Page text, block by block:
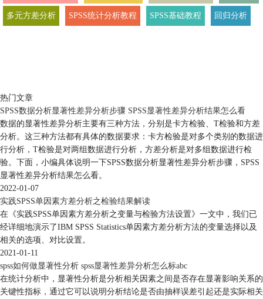
多元方差分析 SPSS统计分析教程 SPSS基础教程 回归分析
热门文章
SPSS数据分析显著性差异分析步骤 SPSS显著性差异分析结果怎么看
数据的显著性差异分析主要有三种方法，分别是卡方检验、T检验和方差
分析。这三种方法都有具体的数据要求：卡方检验是对多个类别的数据进
行分析，T检验是对两组数据进行分析，方差分析是对多组数据进行检
验。下面，小编具体说明一下SPSS数据分析显著性差异分析步骤，SPSS
显著性差异分析结果怎么看。
2022-01-07
实践SPSS单因素方差分析之检验结果解读
在《实践SPSS单因素方差分析之变量与检验方法设置》一文中，我们已
经详细地演示了IBM SPSS Statistics单因素方差分析方法的变量选择以及
相关的选项、对比设置。
2021-01-11
spss如何做显著性分析 spss显著性差异分析怎么标abc
在统计分析中，显著性分析是分析相关因素之间是否存在显著影响关系的
关键性指标，通过它可以说明分析结论是否由抽样误差引起还是实际相关